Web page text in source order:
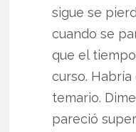
sigue se
cuando se
que el
curso.
temario.
pareció